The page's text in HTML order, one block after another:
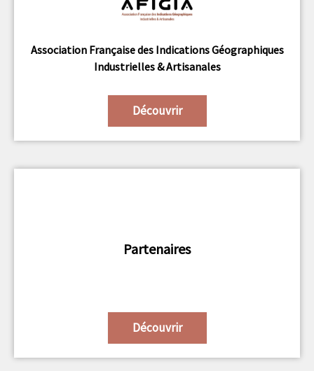
Association Française des Indications Géographiques
Industrielles & Artisanales
Découvrir
Partenaires
Découvrir